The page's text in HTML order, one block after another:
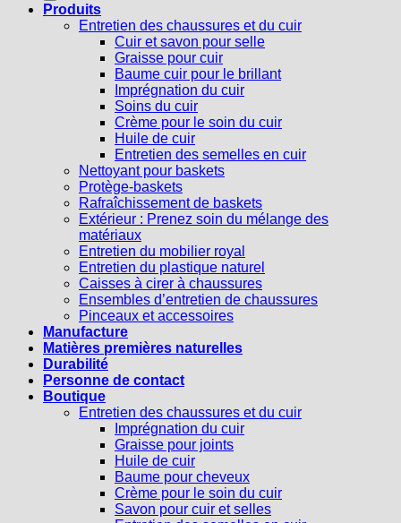
Produits
Entretien des chaussures et du cuir
Cuir et savon pour selle
Graisse pour cuir
Baume cuir pour le brillant
Imprégnation du cuir
Soins du cuir
Crème pour le soin du cuir
Huile de cuir
Entretien des semelles en cuir
Nettoyant pour baskets
Protège-baskets
Rafraîchissement de baskets
Extérieur : Prenez soin du mélange des
matériaux
Entretien du mobilier royal
Entretien du plastique naturel
Caisses à cirer à chaussures
Ensembles d’entretien de chaussures
Pinceaux et accessoires
Manufacture
Matières premières naturelles
Durabilité
Personne de contact
Boutique
Entretien des chaussures et du cuir
Imprégnation du cuir
Graisse pour joints
Huile de cuir
Baume pour cheveux
Crème pour le soin du cuir
Savon pour cuir et selles